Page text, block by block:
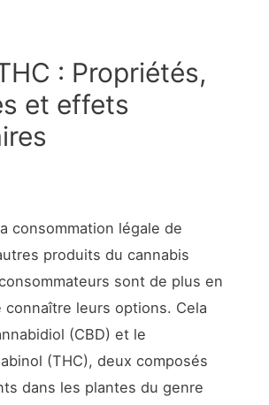
: Propriétés,
et effets
consommation légale de
produits du cannabis
sont de plus en
connaître leurs options. Cela
(CBD) et le
(THC), deux composés
dans les plantes du genre